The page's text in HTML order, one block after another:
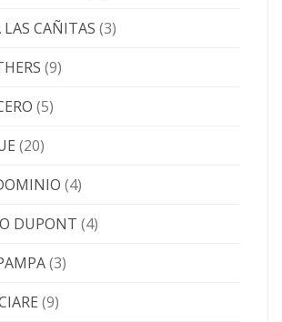
CAÑITAS (3)
(9)
(5)
(20)
(4)
DUPONT (4)
(3)
(9)